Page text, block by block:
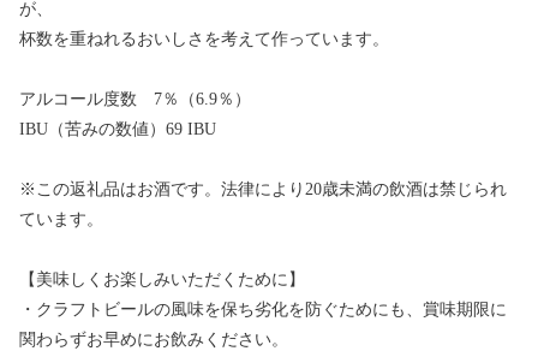
が、
杯数を重ねれるおいしさを考えて作っています。
アルコール度数 7％（6.9％）
IBU（苦みの数値）69 IBU
※この返礼品はお酒です。法律により20歳未満の飲酒は禁じられ
ています。
【美味しくお楽しみいただくために】
・クラフトビールの風味を保ち劣化を防ぐためにも、賞味期限に
関わらずお早めにお飲みください。